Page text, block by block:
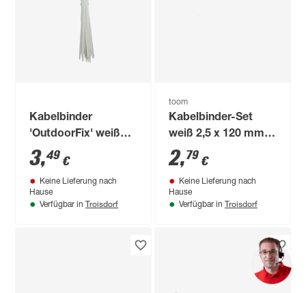
Kabelbinder
'OutdoorFix' weiß
150 x 3,6 mm 50
Stück
3,49 €
Keine Lieferung nach
Hause
Verfügbar in Troisdorf
toom
Kabelbinder-Set
weiß 2,5 x 120 mm
15 Stück, 4,6 x 200
mm 10 Stück
2,79 €
Keine Lieferung nach
Hause
Verfügbar in Troisdorf